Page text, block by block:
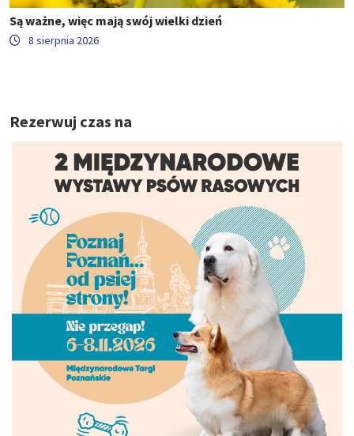
Są ważne, więc mają swój wielki dzień
8 sierpnia 2026
Rezerwuj czas na